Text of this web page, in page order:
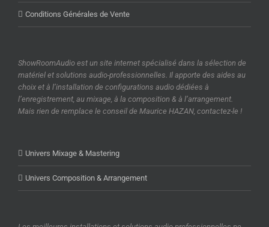
Conditions Générales de Vente
ShowRoomAudio est un site internet spécialisé dans la sélection de
matériel et solutions audio-professionnelles. Il apporte des aides au
choix et à l’installation de configurations audio dédiées à
l’enregistrement, au mixage, à la composition & à l’arrangement.
Mais rien de remplace le conseil de Maurice HAZAN, contactez-le !
Univers Mixage & Mastering
Univers Composition & Arrangement